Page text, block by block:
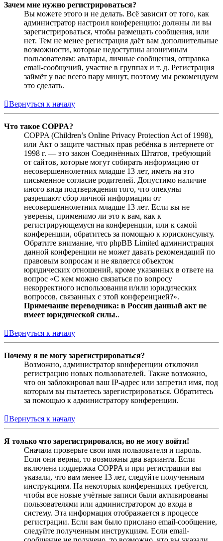
Зачем мне нужно регистрироваться?
Вы можете этого и не делать. Всё зависит от того, как
администратор настроил конференцию: должны ли вы
зарегистрироваться, чтобы размещать сообщения, или
нет. Тем не менее регистрация даёт вам дополнительные
возможности, которые недоступны анонимным
пользователям: аватары, личные сообщения, отправка
email-сообщений, участие в группах и т. д. Регистрация
займёт у вас всего пару минут, поэтому мы рекомендуем
это сделать.
Вернуться к началу
Что такое COPPA?
COPPA (Children’s Online Privacy Protection Act of 1998),
или Акт о защите частных прав ребёнка в интернете от
1998 г. — это закон Соединённых Штатов, требующий
от сайтов, которые могут собирать информацию от
несовершеннолетних младше 13 лет, иметь на это
письменное согласие родителей. Допустимо наличие
иного вида подтверждения того, что опекуны
разрешают сбор личной информации от
несовершеннолетних младше 13 лет. Если вы не
уверены, применимо ли это к вам, как к
регистрирующемуся на конференции, или к самой
конференции, обратитесь за помощью к юрисконсульту.
Обратите внимание, что phpBB Limited администрация
данной конференции не может давать рекомендаций по
правовым вопросам и не является объектом
юридических отношений, кроме указанных в ответе на
вопрос «С кем можно связаться по вопросу
некорректного использования и/или юридических
вопросов, связанных с этой конференцией?».
Примечание переводчика: в России данный акт не
имеет юридической силы..
Вернуться к началу
Почему я не могу зарегистрироваться?
Возможно, администратор конференции отключил
регистрацию новых пользователей. Также возможно,
что он заблокировал ваш IP-адрес или запретил имя, под
которым вы пытаетесь зарегистрироваться. Обратитесь
за помощью к администратору конференции.
Вернуться к началу
Я только что зарегистрировался, но не могу войти!
Сначала проверьте свои имя пользователя и пароль.
Если они верны, то возможны два варианта. Если
включена поддержка COPPA и при регистрации вы
указали, что вам менее 13 лет, следуйте полученным
инструкциям. На некоторых конференциях требуется,
чтобы все новые учётные записи были активированы
пользователями или администратором до входа в
систему. Эта информация отображается в процессе
регистрации. Если вам было прислано email-сообщение,
следуйте полученным инструкциям. Если email-